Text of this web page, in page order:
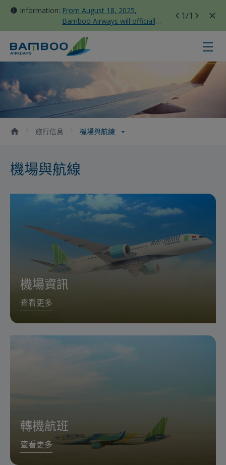
Information: From August 18, 2025,
Bamboo Airways will officially
move all domestic flights to
Tan Son Nhat Terminal T3
1/1
機場與航線 - Bamboo Airways
旅行信息 機場與航線
機場與航線
機場資訊
查看更多
轉機航班
查看更多